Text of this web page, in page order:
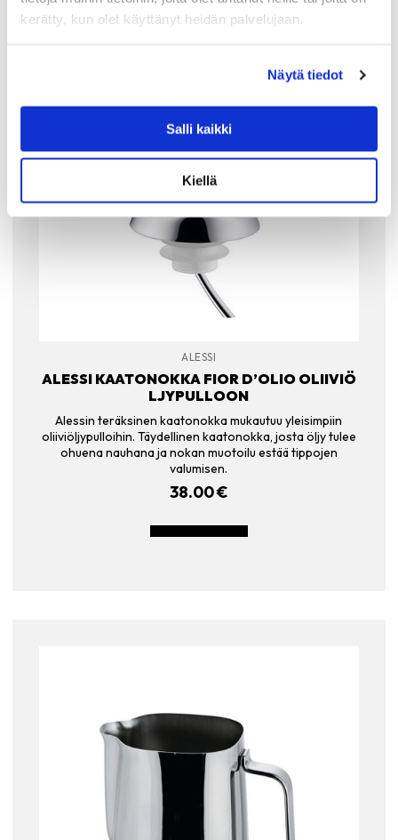
kerätty, kun olet käyttänyt heidän palvelujaan.
Näytä tiedot
Salli kaikki
Kiellä
ALESSI
ALESSI KAATONOKKA FIOR D’OLIO OLIIVIÖ
LJYPULLOON
Alessin teräksinen kaatonokka mukautuu yleisimpiin
oliiviöljypulloihin. Täydellinen kaatonokka, josta öljy tulee
ohuena nauhana ja nokan muotoilu estää tippojen
valumisen.
38.00€